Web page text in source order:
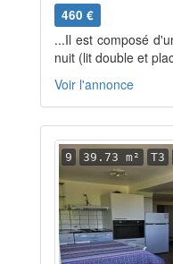
460 €
...Il est composé
nuit (lit double et
Voir l'annonce
9 39.73 m² T3